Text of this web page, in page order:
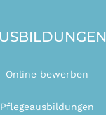
Online bewerben
Pflegeausbildungen